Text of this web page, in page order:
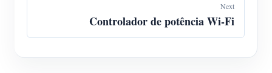
Next
Controlador de potência Wi-Fi